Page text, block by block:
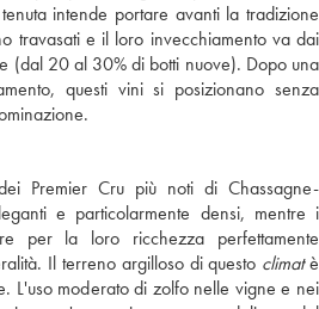
intende portare avanti la tradizione
travasati e il loro invecchiamento va dai
(dal 20 al 30% di botti nuove). Dopo una
questi vini si posizionano senza
Premier Cru più noti di Chassagne-
e particolarmente densi, mentre i
per la loro ricchezza perfettamente
Il terreno argilloso di questo climatè
L'uso moderato di zolfo nelle vigne e nei